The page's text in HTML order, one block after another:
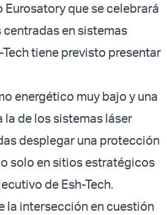
que se celebrará
centradas en sistemas
tiene previsto presentar
energético muy bajo y una
de los sistemas láser
desplegar una protección
solo en sitios estratégicos
de Esh-Tech.
la intersección en cuestión